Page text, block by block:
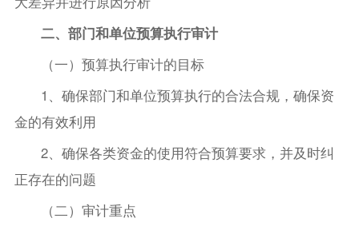
二、部门和单位预算执行审计
（一）预算执行审计的目标
1、确保部门和单位预算执行的合法合规，确保资
金的有效利用
2、确保各类资金的使用符合预算要求，并及时纠
正存在的问题
（二）审计重点